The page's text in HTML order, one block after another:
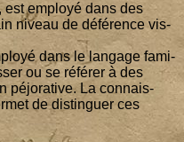
est employé dans des
niveau de défé­rence vis-
dans le lan­gage fami­
ou se réfé­rer à des
péjo­ra­tive. La connais­
de dis­tin­guer ces